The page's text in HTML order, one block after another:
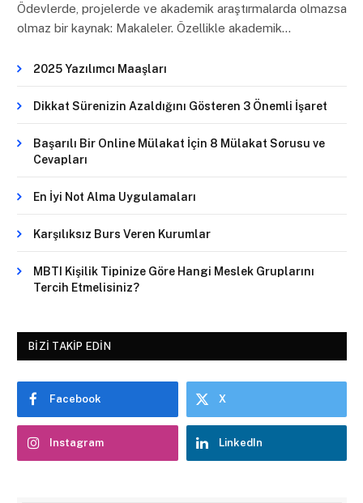
Ödevlerde, projelerde ve akademik araştırmalarda olmazsa
olmaz bir kaynak: Makaleler. Özellikle akademik…
2025 Yazılımcı Maaşları
Dikkat Sürenizin Azaldığını Gösteren 3 Önemli İşaret
Başarılı Bir Online Mülakat İçin 8 Mülakat Sorusu ve
Cevapları
En İyi Not Alma Uygulamaları
Karşılıksız Burs Veren Kurumlar
MBTI Kişilik Tipinize Göre Hangi Meslek Gruplarını
Tercih Etmelisiniz?
BIZI TAKIP EDIN
Facebook X
Instagram LinkedIn